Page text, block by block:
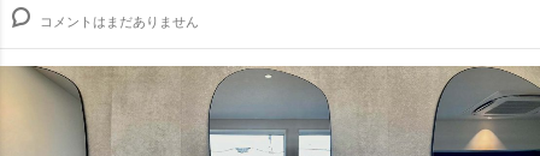
コメントはまだありません